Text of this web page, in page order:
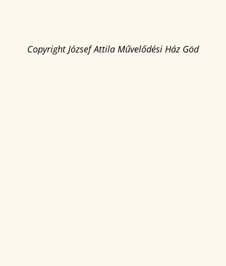
Copyright József Attila Művelődési Ház Göd